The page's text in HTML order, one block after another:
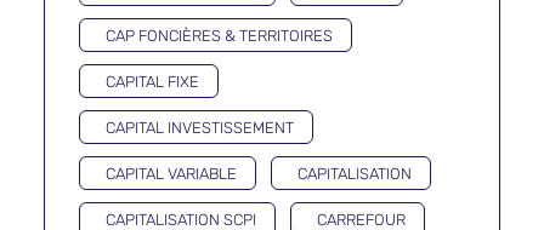
CAP FONCIÈRES & TERRITOIRES
CAPITAL FIXE
CAPITAL INVESTISSEMENT
CAPITAL VARIABLE CAPITALISATION
CAPITALISATION SCPI CARREFOUR